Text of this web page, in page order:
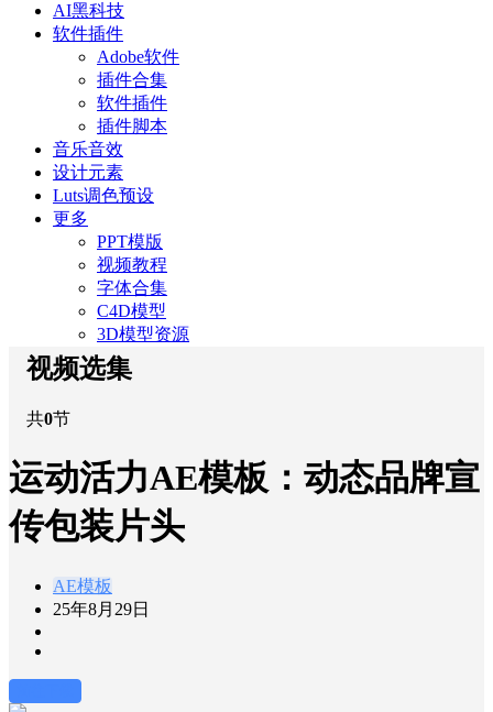
AI黑科技
软件插件
Adobe软件
插件合集
软件插件
插件脚本
音乐音效
设计元素
Luts调色预设
更多
PPT模版
视频教程
字体合集
C4D模型
3D模型资源
视频选集
共0节
运动活力AE模板：动态品牌宣
传包装片头
AE模板
25年8月29日